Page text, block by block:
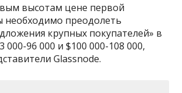
высотам цене первой
необходимо преодолеть
крупных покупателей» в
000-96 000 и $100 000-108 000,
Glassnode.